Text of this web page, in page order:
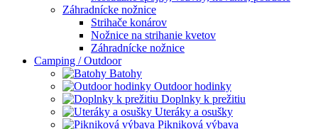
Záhradnícke nožnice
Strihače konárov
Nožnice na strihanie kvetov
Záhradnícke nožnice
Camping / Outdoor
Batohy
Outdoor hodinky
Doplnky k prežitiu
Uteráky a osušky
Pikniková výbava